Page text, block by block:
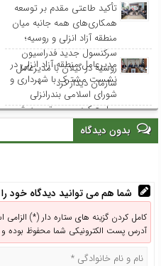
تأکید طاعتی مقدم بر توسعه
همکاری‌های همه جانبه میان
منطقه آزاد انزلی و روسیه؛
سرکنسول جدید فدراسیون
روسیه در گیلان با مدیرعامل
سازمان دیدار کرد
مدیرعامل منطقه آزاد انزلی در
نشست مشترک با شهرداری و
شورای اسلامی بندرانزلی
مطرح کرد: مسیر توسعه شهر
انزلی از هم‌افزایی و مشارکت
همه نهادها می‌گذرد
بدون دیدگاه
شما هم می توانید دیدگاه خود
کامل کردن گزینه های ستاره دار (*)
آدرس پست الکترونیکی شما محفوظ بوده